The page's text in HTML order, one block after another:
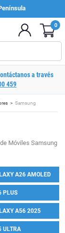
0
a través
459
Samsung
Móviles Samsung
A26 AMOLED
PLUS
A56 2025
ULTRA